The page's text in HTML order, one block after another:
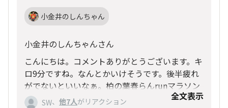
小金井のしんちゃん
小金井のしんちゃんさん
こんにちは。コメントありがとうございます。キ
ロ9分ですね。なんとかいけそうです。後半疲れ
がでないといいなぁ。柏の葉春らんrunマラソン
頑張ります！
SW、 他7人がリアクション 全文表示